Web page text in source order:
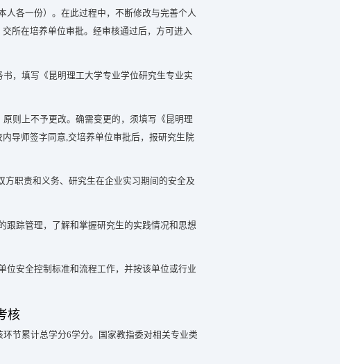
人各一份）。在此过程中，不断修改与完善个人
所在培养单位审批。经审核通过后，方可进入
，填写《昆明理工大学专业学位研究生专业实
则上不予更改。确需变更的，须填写《昆明理
导师签字同意,交培养单位审批后，报研究生院
职责和义务、研究生在企业实习期间的安全及
跟踪管理，了解和掌握研究生的实践情况和思想
位安全控制标准和流程工作，并按该单位或行业
核
节累计总学分6学分。国家教指委对相关专业类